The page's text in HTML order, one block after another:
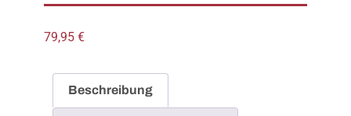
79,95 €
Beschreibung